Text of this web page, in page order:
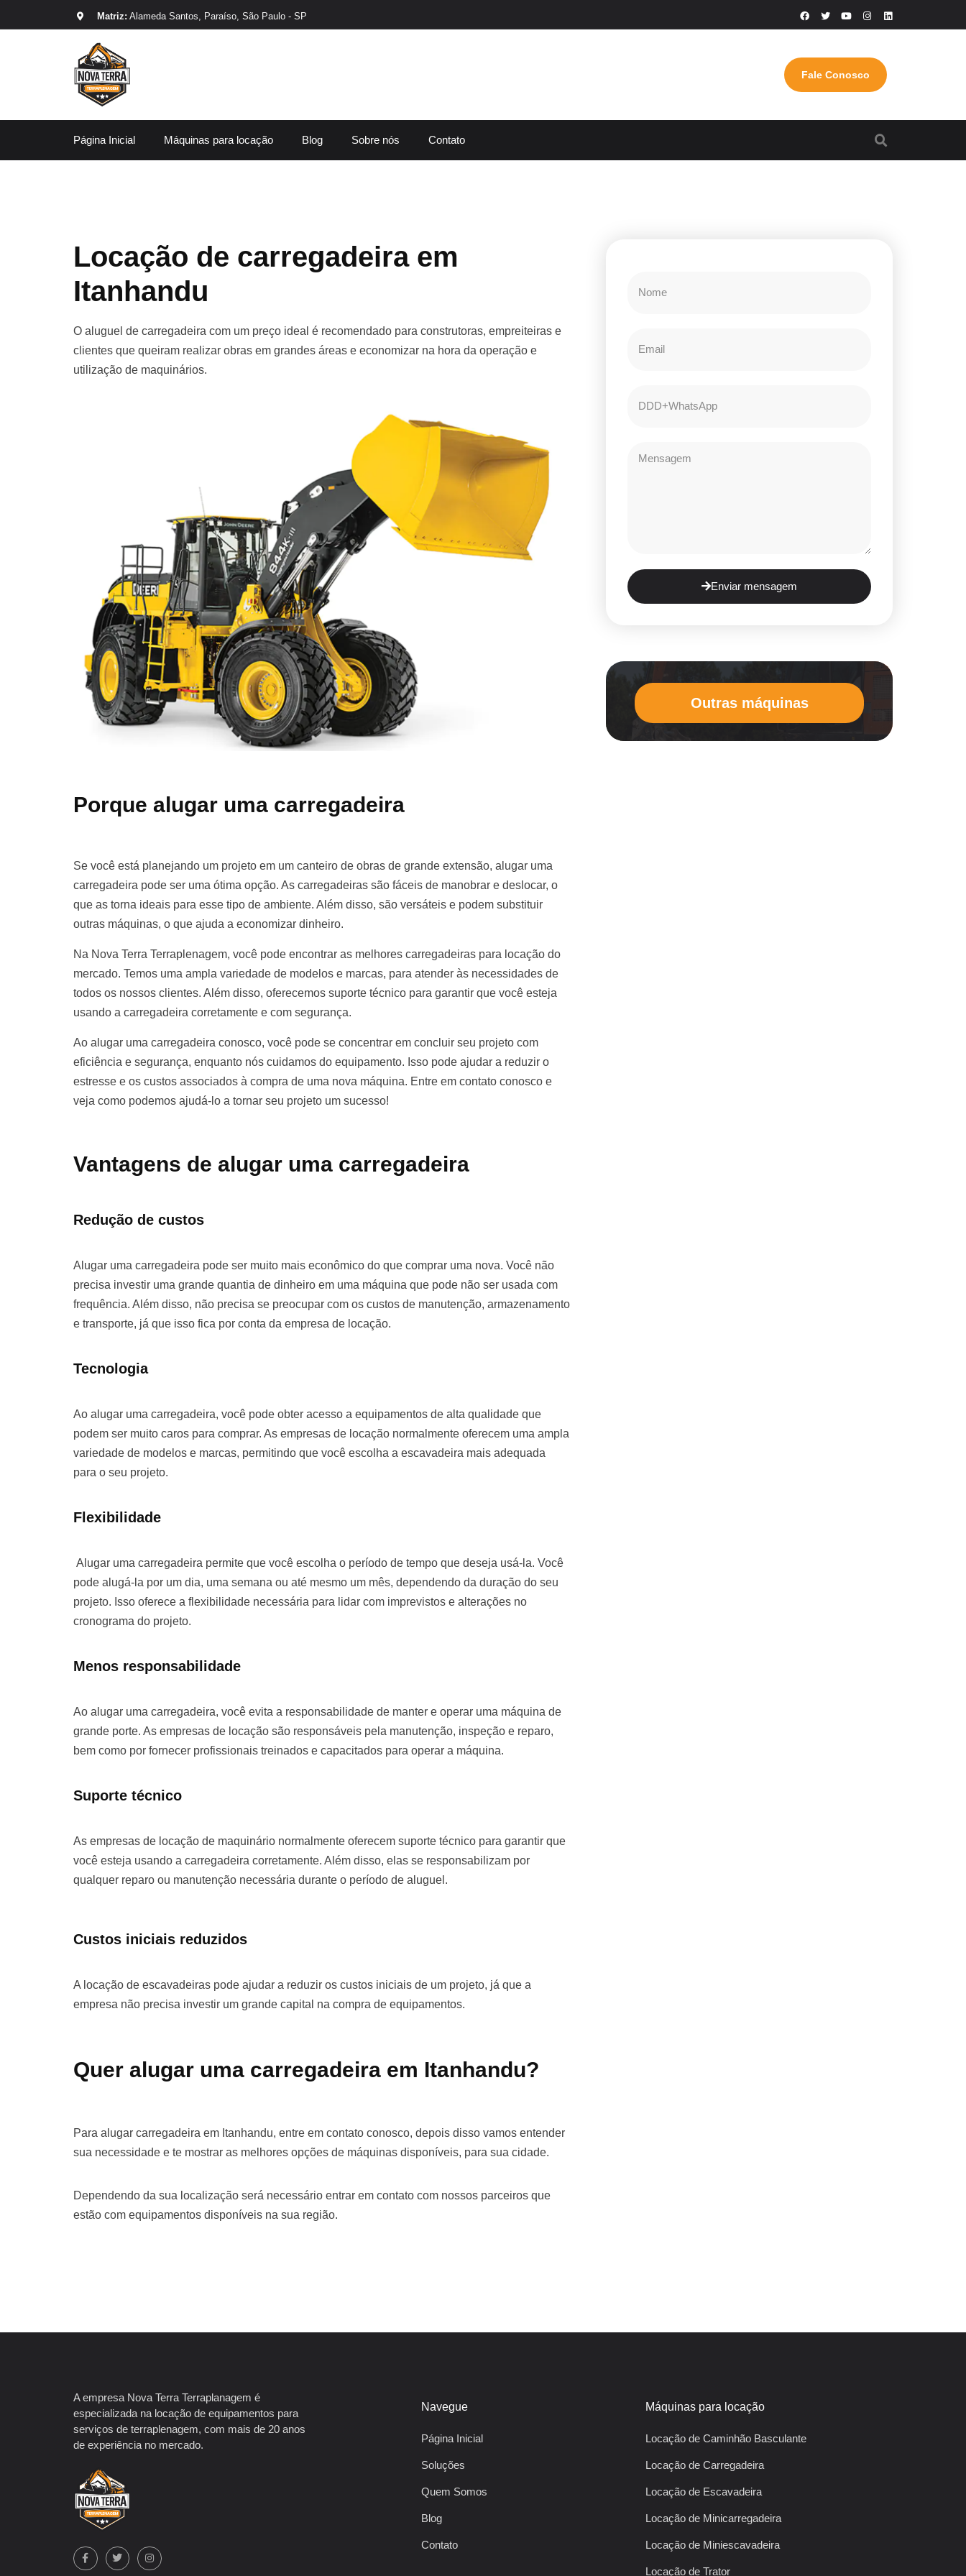
Matriz: Alameda Santos, Paraíso, São Paulo - SP
Fale Conosco
Página Inicial Máquinas para locação Blog Sobre nós Contato
Locação de carregadeira em
Itanhandu
O aluguel de carregadeira com um preço ideal é recomendado para construtoras, empreiteiras e
clientes que queiram realizar obras em grandes áreas e economizar na hora da operação e
utilização de maquinários.
Porque alugar uma carregadeira
Se você está planejando um projeto em um canteiro de obras de grande extensão, alugar uma
carregadeira pode ser uma ótima opção. As carregadeiras são fáceis de manobrar e deslocar, o
que as torna ideais para esse tipo de ambiente. Além disso, são versáteis e podem substituir
outras máquinas, o que ajuda a economizar dinheiro.
Na Nova Terra Terraplenagem, você pode encontrar as melhores carregadeiras para locação do
mercado. Temos uma ampla variedade de modelos e marcas, para atender às necessidades de
todos os nossos clientes. Além disso, oferecemos suporte técnico para garantir que você esteja
usando a carregadeira corretamente e com segurança.
Ao alugar uma carregadeira conosco, você pode se concentrar em concluir seu projeto com
eficiência e segurança, enquanto nós cuidamos do equipamento. Isso pode ajudar a reduzir o
estresse e os custos associados à compra de uma nova máquina. Entre em contato conosco e
veja como podemos ajudá-lo a tornar seu projeto um sucesso!
Vantagens de alugar uma carregadeira
Redução de custos
Alugar uma carregadeira pode ser muito mais econômico do que comprar uma nova. Você não
precisa investir uma grande quantia de dinheiro em uma máquina que pode não ser usada com
frequência. Além disso, não precisa se preocupar com os custos de manutenção, armazenamento
e transporte, já que isso fica por conta da empresa de locação.
Tecnologia
Ao alugar uma carregadeira, você pode obter acesso a equipamentos de alta qualidade que
podem ser muito caros para comprar. As empresas de locação normalmente oferecem uma ampla
variedade de modelos e marcas, permitindo que você escolha a escavadeira mais adequada
para o seu projeto.
Flexibilidade
Alugar uma carregadeira permite que você escolha o período de tempo que deseja usá-la. Você
pode alugá-la por um dia, uma semana ou até mesmo um mês, dependendo da duração do seu
projeto. Isso oferece a flexibilidade necessária para lidar com imprevistos e alterações no
cronograma do projeto.
Menos responsabilidade
Ao alugar uma carregadeira, você evita a responsabilidade de manter e operar uma máquina de
grande porte. As empresas de locação são responsáveis pela manutenção, inspeção e reparo,
bem como por fornecer profissionais treinados e capacitados para operar a máquina.
Suporte técnico
As empresas de locação de maquinário normalmente oferecem suporte técnico para garantir que
você esteja usando a carregadeira corretamente. Além disso, elas se responsabilizam por
qualquer reparo ou manutenção necessária durante o período de aluguel.
Custos iniciais reduzidos
A locação de escavadeiras pode ajudar a reduzir os custos iniciais de um projeto, já que a
empresa não precisa investir um grande capital na compra de equipamentos.
Quer alugar uma carregadeira em Itanhandu?
Para alugar carregadeira em Itanhandu, entre em contato conosco, depois disso vamos entender
sua necessidade e te mostrar as melhores opções de máquinas disponíveis, para sua cidade.
Dependendo da sua localização será necessário entrar em contato com nossos parceiros que
estão com equipamentos disponíveis na sua região.
Enviar mensagem
Outras máquinas
A empresa Nova Terra Terraplanagem é
especializada na locação de equipamentos para
serviços de terraplenagem, com mais de 20 anos
de experiência no mercado.
Navegue
Página Inicial
Soluções
Quem Somos
Blog
Contato
Máquinas para locação
Locação de Caminhão Basculante
Locação de Carregadeira
Locação de Escavadeira
Locação de Minicarregadeira
Locação de Miniescavadeira
Locação de Trator